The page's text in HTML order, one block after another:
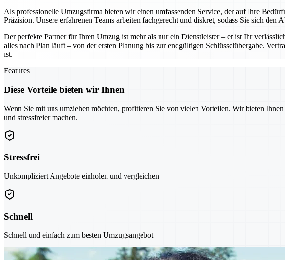
Als professionelle Umzugsfirma bieten wir einen umfassenden Service, der auf Ihre
Präzision. Unsere erfahrenen Teams arbeiten fachgerecht und diskret, sodass Sie sich den
Der perfekte Partner für Ihren Umzug ist mehr als nur ein Dienstleister – er ist Ihr
alles nach Plan läuft – von der ersten Planung bis zur endgültigen Schlüsselübergabe.
ist.
Features
Diese Vorteile bieten wir Ihnen
Wenn Sie mit uns umziehen möchten, profitieren Sie von vielen Vorteilen. Wir bieten
und stressfreier machen.
Stressfrei
Unkompliziert Angebote einholen und vergleichen
Schnell
Schnell und einfach zum besten Umzugsangebot